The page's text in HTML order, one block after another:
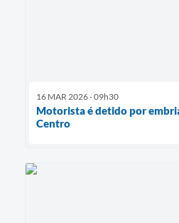
16 MAR 2026 - 09h30
Motorista é detido por
Centro